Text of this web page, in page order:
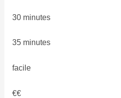
30 minutes
35 minutes
facile
€€